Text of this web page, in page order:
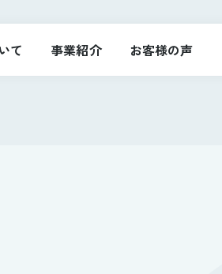
て 事業紹介 お客様の声